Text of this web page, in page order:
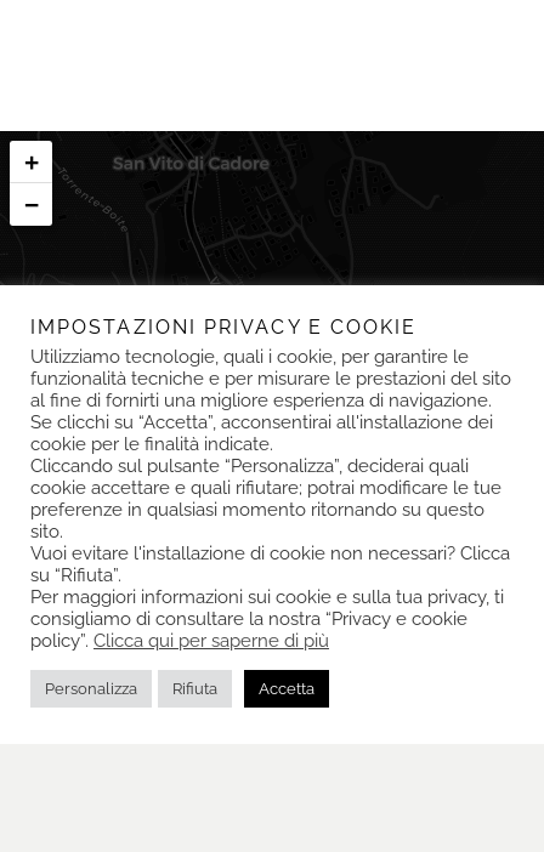
+
−
Leaflet| ©OpenStreetMapcontributors
IMPOSTAZIONI PRIVACY E COOKIE
Utilizziamo tecnologie, quali i cookie, per garantire le
funzionalità tecniche e per misurare le prestazioni del sito
al fine di fornirti una migliore esperienza di navigazione.
Se clicchi su “Accetta”, acconsentirai all'installazione dei
cookie per le finalità indicate.
Cliccando sul pulsante “Personalizza”, deciderai quali
cookie accettare e quali rifiutare; potrai modificare le tue
preferenze in qualsiasi momento ritornando su questo
sito.
Vuoi evitare l'installazione di cookie non necessari? Clicca
su “Rifiuta”.
Per maggiori informazioni sui cookie e sulla tua privacy, ti
consigliamo di consultare la nostra “Privacy e cookie
policy”. Clicca qui per saperne di più
Personalizza Rifiuta Accetta